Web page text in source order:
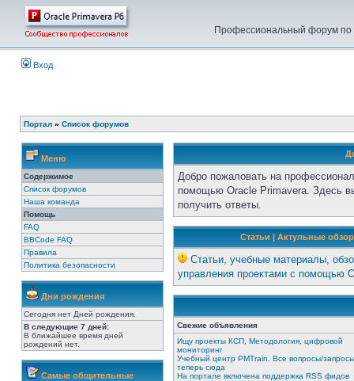
Профессиональный форум по
Вход
Портал » Список форумов
Меню
Содержимое
Список форумов
Наша команда
Помощь
FAQ
BBCode FAQ
Правила
Политика безопасности
Дни рождения
Сегодня нет Дней рождения.
В следующие 7 дней:
В ближайшее время дней
рождений нет.
Самые общительные
Добро пожаловать на
помощью Oracle Primavera. Здесь
получить ответы.
Статьи | Актульные
Статьи, учебные материалы,
управления проектами с помощью
Свежие объявления
Ищу проекты КСП, Методология, цифровой
мониторинг
Учебный центр PMTrain. Все вопросы/запросы
теперь сюда
На портале включена поддержка RSS фидов